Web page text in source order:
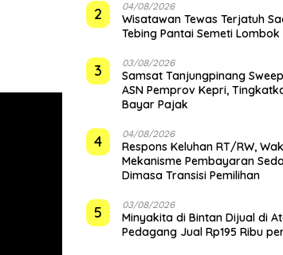
2 04/08/2026
Wisatawan Tewas Terjatuh
Tebing Pantai Semeti Lombok
3 03/08/2026
Samsat Tanjungpinang
ASN Pemprov Kepri,
Bayar Pajak
4 04/08/2026
‎Respons Keluhan RT/RW,
Mekanisme Pembayaran
Dimasa Transisi Pemilihan
5 03/08/2026
Minyakita di Bintan Dijual di
Pedagang Jual Rp195 Ribu